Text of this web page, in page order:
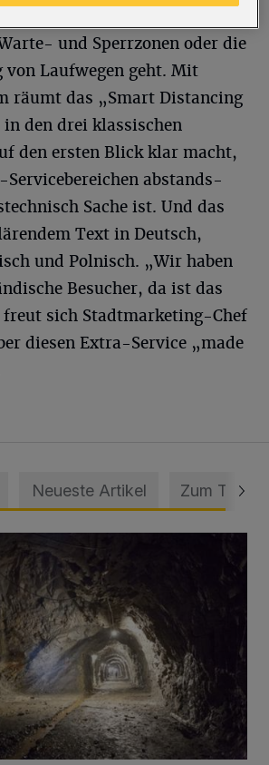
und Sperrzonen oder die
von Laufwegen geht. Mit
räumt das „Smart Distancing
den drei klassischen
den ersten Blick klar macht,
abstands-
Sache ist. Und das
Text in Deutsch,
und Polnisch. „Wir haben
Besucher, da ist das
sich Stadtmarketing-Chef
diesen Extra-Service „made
Neueste Artikel Zum Thema